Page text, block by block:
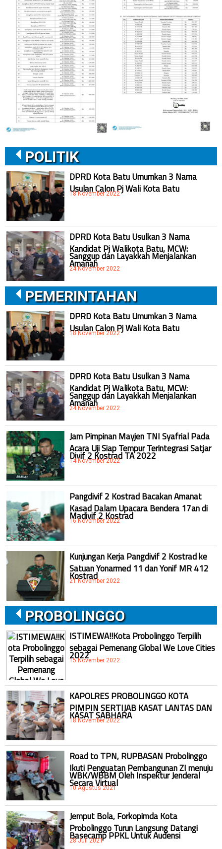
POLITIK
DPRD Kota Batu Umumkan 3 Nama
Usulan Calon Pj Wali Kota Batu
18 November 2022
DPRD Kota Batu Usulkan 3 Nama
Kandidat Pj Walikota Batu, MCW:
Sanggup dan Layakkah Menjalankan
Amanah
24 November 2022
PEMERINTAHAN
DPRD Kota Batu Umumkan 3 Nama
Usulan Calon Pj Wali Kota Batu
18 November 2022
DPRD Kota Batu Usulkan 3 Nama
Kandidat Pj Walikota Batu, MCW:
Sanggup dan Layakkah Menjalankan
Amanah
24 November 2022
Jam Pimpinan Mayjen TNI Syafrial Pada
Acara Uji Siap Tempur Terintegrasi Satjar
Divif 2 Kostrad TA 2022
14 November 2022
Pangdivif 2 Kostrad Bacakan Amanat
Kasad Dalam Upacara Bendera 17an di
Madivif 2 Kostrad
16 November 2022
Kunjungan Kerja Pangdivif 2 Kostrad ke
Satuan Yonarmed 11 dan Yonif MR 412
Kostrad
21 November 2022
PROBOLINGGO
ISTIMEWA!!Kota Probolinggo Terpilih
sebagai Pemenang Global We Love Cities
2022
15 November 2022
KAPOLRES PROBOLINGGO KOTA
PIMPIN SERTIJAB KASAT LANTAS DAN
KASAT SABHARA
18 November 2022
Road to TPN, RUPBASAN Probolinggo
Ikuti Penguatan Pembangunan ZI menuju
WBK/WBBM Oleh Inspektur Jenderal
Secara Virtual
10 Agustus 2021
Jemput Bola, Forkopimda Kota
Probolinggo Turun Langsung Datangi
Basecamp PPKL Untuk Audensi
28 Juli 2021